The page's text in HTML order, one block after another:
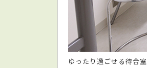
ゆったり過ごせる待合室